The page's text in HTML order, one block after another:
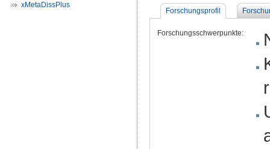
xMetaDissPlus
Forschungsprofil
Forschungsschwerpunkte: